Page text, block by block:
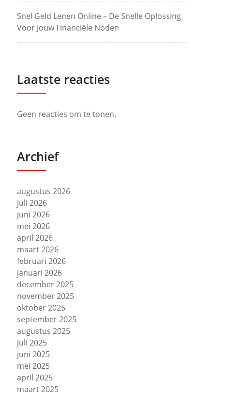
Snel Geld Lenen Online – De Snelle Oplossing
Voor Jouw Financiële Noden
Laatste reacties
Geen reacties om te tonen.
Archief
augustus 2026
juli 2026
juni 2026
mei 2026
april 2026
maart 2026
februari 2026
januari 2026
december 2025
november 2025
oktober 2025
september 2025
augustus 2025
juli 2025
juni 2025
mei 2025
april 2025
maart 2025